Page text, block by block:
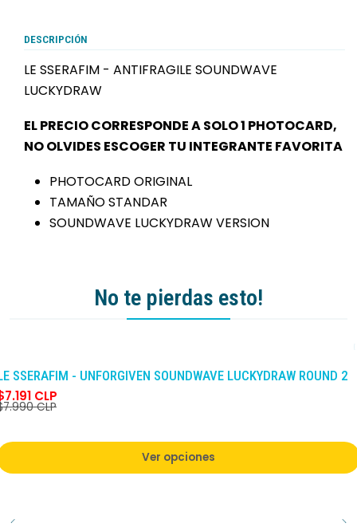
DESCRIPCIÓN
LE SSERAFIM - ANTIFRAGILE SOUNDWAVE
LUCKYDRAW
EL PRECIO CORRESPONDE A SOLO 1 PHOTOCARD,
NO OLVIDES ESCOGER TU INTEGRANTE FAVORITA
PHOTOCARD ORIGINAL
TAMAÑO STANDAR
SOUNDWAVE LUCKYDRAW VERSION
No te pierdas esto!
SSERAFIM - UNFORGIVEN SOUNDWAVE LUCKYDRAW ROUND 2
CLP
CLP
Ver opciones